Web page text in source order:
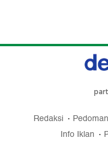
Redaksi
Info Iklan